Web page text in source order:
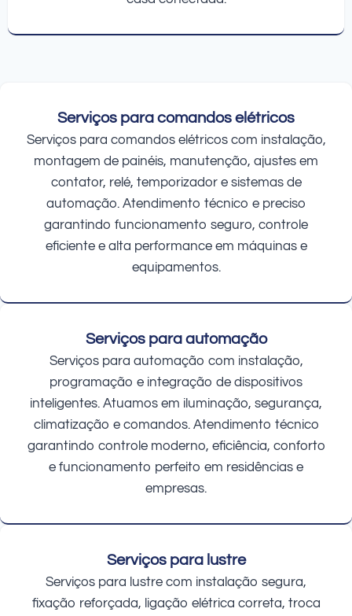
Serviços para comandos elétricos
Serviços para comandos elétricos com instalação,
montagem de painéis, manutenção, ajustes em
contator, relé, temporizador e sistemas de
automação. Atendimento técnico e preciso
garantindo funcionamento seguro, controle
eficiente e alta performance em máquinas e
equipamentos.
Serviços para automação
Serviços para automação com instalação,
programação e integração de dispositivos
inteligentes. Atuamos em iluminação, segurança,
climatização e comandos. Atendimento técnico
garantindo controle moderno, eficiência, conforto
e funcionamento perfeito em residências e
empresas.
Serviços para lustre
Serviços para lustre com instalação segura,
fixação reforçada, ligação elétrica correta, troca